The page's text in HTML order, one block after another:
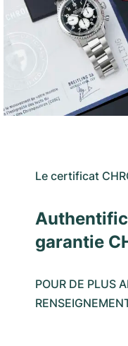
Le certificat
garantie
POUR DE PLUS